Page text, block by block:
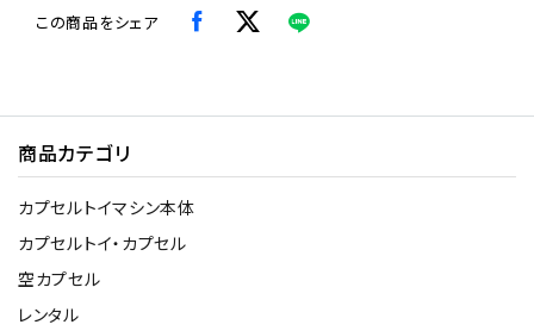
この商品をシェア
商品カテゴリ
カプセルトイマシン本体
カプセルトイ・カプセル
空カプセル
レンタル